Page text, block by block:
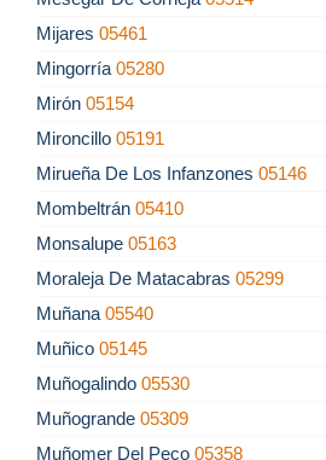
Mijares 05461
Mingorría 05280
Mirón 05154
Mironcillo 05191
Mirueña De Los Infanzones 05146
Mombeltrán 05410
Monsalupe 05163
Moraleja De Matacabras 05299
Muñana 05540
Muñico 05145
Muñogalindo 05530
Muñogrande 05309
Muñomer Del Peco 05358